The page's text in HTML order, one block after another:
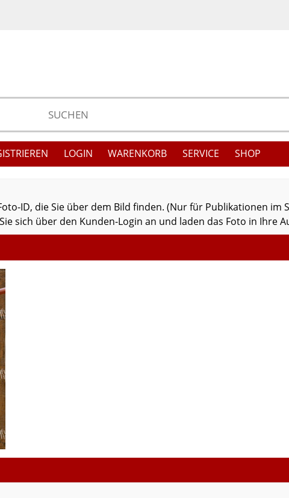
LOGIN WARENKORB SERVICE SHOP
ID, die Sie über dem Bild finden. (Nur für Publikationen im
sich über den Kunden-Login an und laden das Foto in Ihre